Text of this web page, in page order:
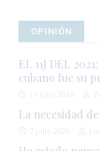
OPINIÓN
EL 11J DEL
cubano fue su
La necesidad